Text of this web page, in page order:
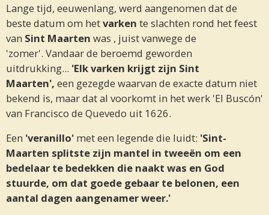
Lange tijd, eeuwenlang, werd aangenomen dat de
beste datum om hetvarken te slachten rond het feest
van Sint Maarten was , juist vanwege de
'zomer'. Vandaar de beroemd geworden
uitdrukking... 'Elk varken krijgt zijn Sint
Maarten', een gezegde waarvan de exacte datum niet
bekend is, maar dat al voorkomt in het werk 'El Buscón'
van Francisco de Quevedo uit 1626.
Een 'veranillo' met een legende die luidt: 'Sint-
Maarten splitste zijn mantel in tweeën om een
bedelaar te bedekken die naakt was en God
stuurde, om dat goede gebaar te belonen, een
aantal dagen aangenamer weer.'